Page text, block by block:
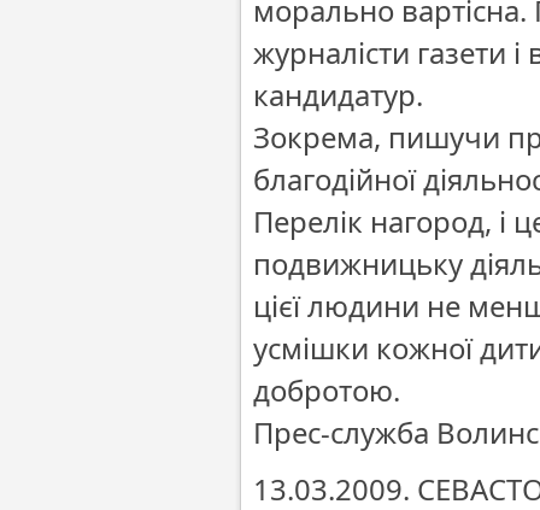
морально
журналісти газети
кандидатур.
Зокрема, пишучи
благодійної
Перелік нагород, і
подвижницьку
цієї людини не
усмішки кожної
добротою.
Прес-служба
13.03.2009.